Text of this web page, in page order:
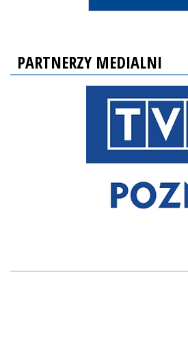
PARTNERZY MEDIALNI